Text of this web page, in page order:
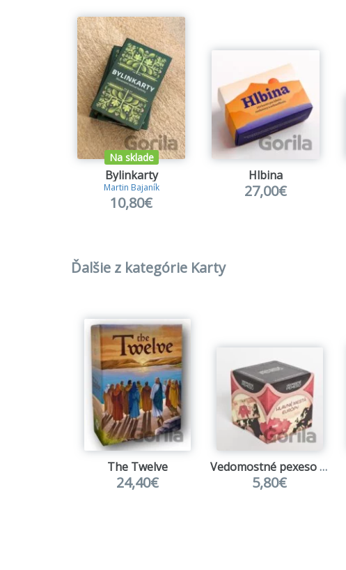
Na sklade
Bylinkarty
Martin Bajaník
10,80€
Hlbina
27,00€
Ďalšie z kategórie Karty
The Twelve
24,40€
Vedomostné pexeso - Hlavné mestá Európy
5,80€